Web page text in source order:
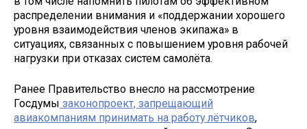
распределении внимания и «поддержании хорошего
уровня взаимодействия членов экипажа» в
ситуациях, связанных с повышением уровня рабочей
нагрузки при отказах систем самолёта.
Ранее Правительство внесло на рассмотрение
Госдумы законопроект, запрещающий
авиакомпаниям принимать на работу лётчиков,